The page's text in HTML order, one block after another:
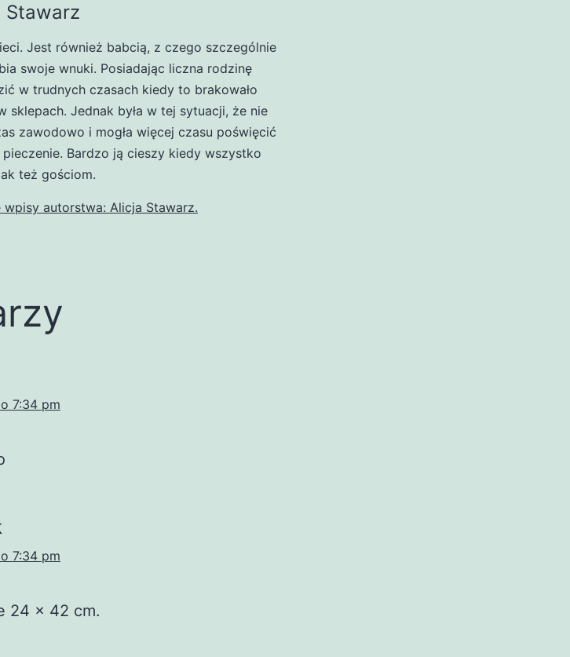
Stawarz
Jest również babcią, z czego szczególnie
swoje wnuki. Posiadając liczna rodzinę
w trudnych czasach kiedy to brakowało
sklepach. Jednak była w tej sytuacji, że nie
zawodowo i mogła więcej czasu poświęcić
Bardzo ją cieszy kiedy wszystko
też gościom.
autorstwa: Alicja Stawarz.
7:34 pm
7:34 pm
24 x 42 cm.